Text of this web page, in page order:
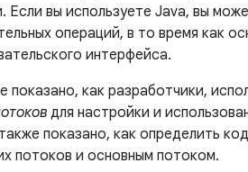
Если вы используете Java, вы
операций, в то время как
интерфейса.
показано, как разработчики,
для настройки и
показано, как определить
потоков и основным потоком.